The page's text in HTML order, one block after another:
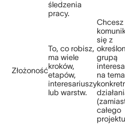
śledzenia
pracy.
Złożoność
To, co robisz,
ma wiele
kroków,
etapów,
interesariuszy
lub warstw.
Chcesz
się z
grupą
na
całego